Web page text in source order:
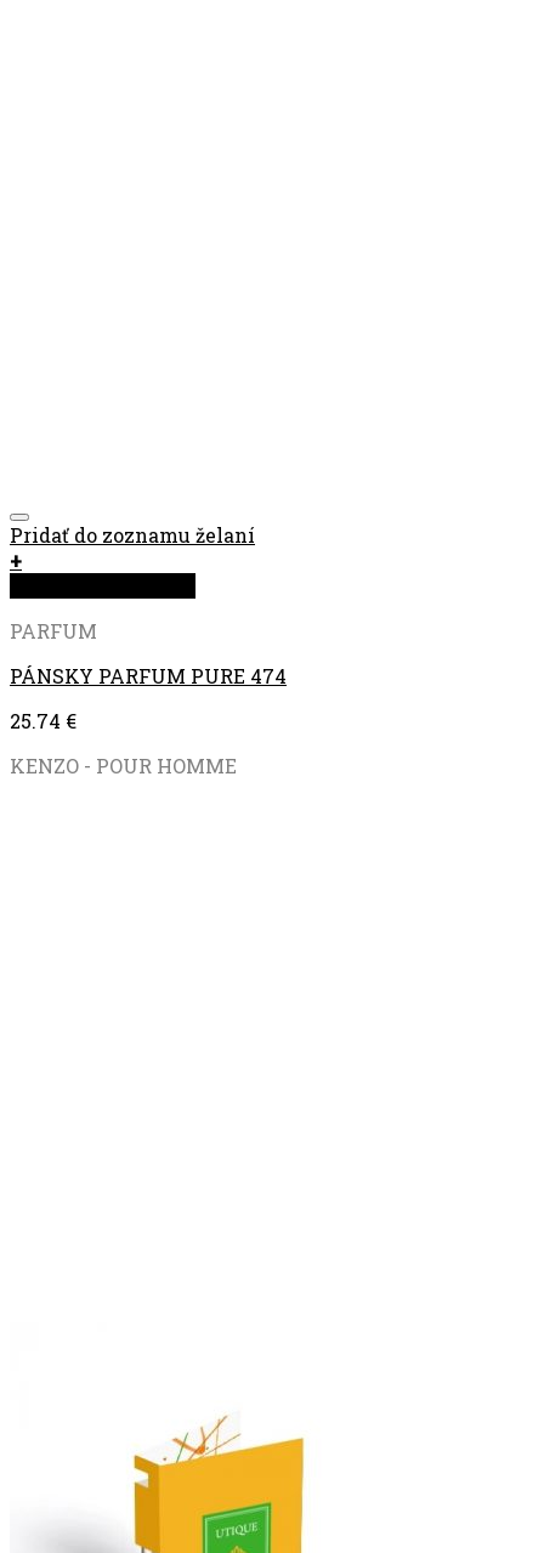
Pridať do zoznamu želaní
+
PARFUM
PÁNSKY PARFUM PURE 474
25.74 €
KENZO - POUR HOMME